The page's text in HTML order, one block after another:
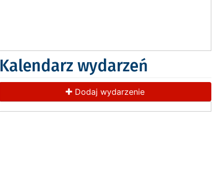
Kalendarz wydarzeń
Dodaj wydarzenie